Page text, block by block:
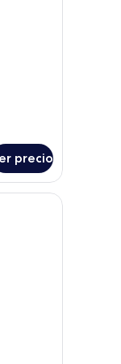
precio
y caja de seguridad en